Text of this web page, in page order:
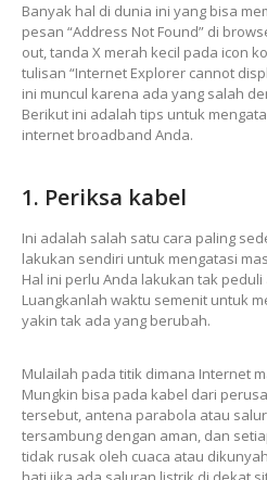
Banyak hal di dunia ini yang bisa
pesan “Address Not Found” di
out, tanda X merah kecil pada icon
tulisan “Internet Explorer cannot
ini muncul karena ada yang salah
Berikut ini adalah tips untuk
internet broadband Anda.
1. Periksa kabel
Ini adalah salah satu cara paling
lakukan sendiri untuk mengatasi
Hal ini perlu Anda lakukan tak
Luangkanlah waktu semenit untuk
yakin tak ada yang berubah.
Mulailah pada titik dimana Internet
Mungkin bisa pada kabel dari
tersebut, antena parabola atau
tersambung dengan aman, dan
tidak rusak oleh cuaca atau